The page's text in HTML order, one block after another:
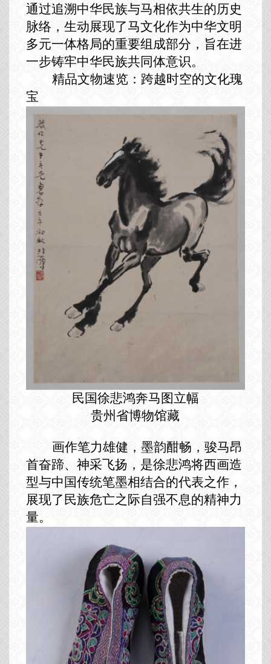
通过追溯中华民族与马相依共生的历史
脉络，生动展现了马文化作为中华文明
多元一体格局的重要组成部分，旨在进
一步铸牢中华民族共同体意识。
精品文物速览：跨越时空的文化瑰
宝
民国徐悲鸿奔马图立幅
贵州省博物馆藏
画作笔力雄健，墨韵酣畅，骏马昂
首奋蹄、神采飞扬，是徐悲鸿将西画造
型与中国传统笔墨相结合的代表之作，
展现了民族危亡之际自强不息的精神力
量。